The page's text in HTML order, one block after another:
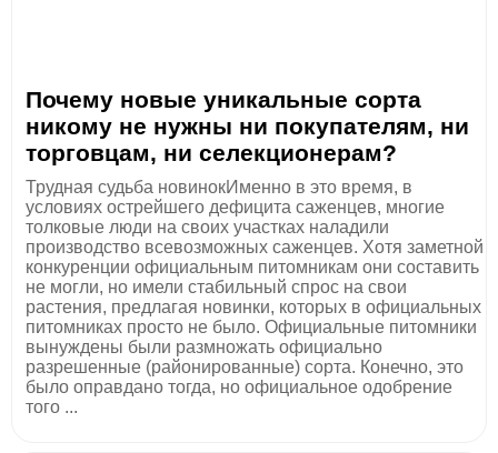
Почему новые уникальные сорта
никому не нужны ни покупателям, ни
торговцам, ни селекционерам?
Трудная судьба новинокИменно в это время, в
условиях острейшего дефицита саженцев, многие
толковые люди на своих участках наладили
производство всевозможных саженцев. Хотя заметной
конкуренции официальным питомникам они составить
не могли, но имели стабильный спрос на свои
растения, предлагая новинки, которых в официальных
питомниках просто не было. Официальные питомники
вынуждены были размножать официально
разрешенные (районированные) сорта. Конечно, это
было оправдано тогда, но официальное одобрение
того ...